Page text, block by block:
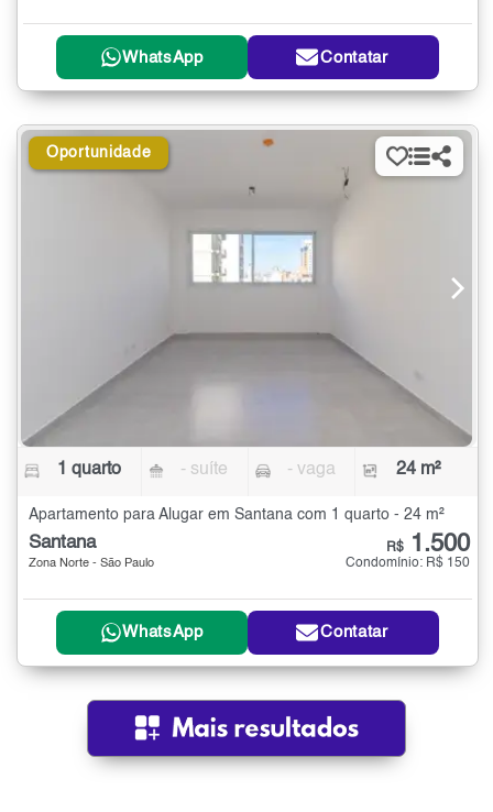
WhatsApp Contatar
Oportunidade
1 quarto - suíte - vaga 24 m²
Apartamento para Alugar em Santana com 1 quarto - 24 m²
Santana
Zona Norte - São Paulo
R$ 1.500
Condomínio: R$ 150
WhatsApp Contatar